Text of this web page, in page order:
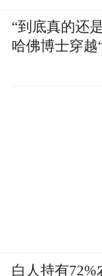
“到底真的还
哈佛博士穿越
白人持有72%